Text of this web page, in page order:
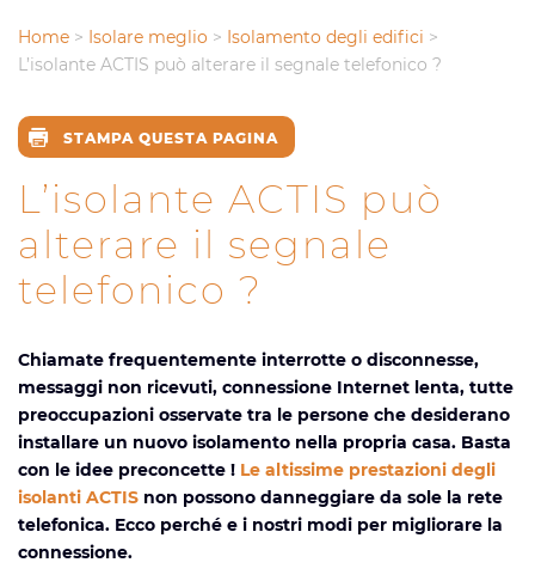
Home > Isolare meglio > Isolamento degli edifici >
L’isolante ACTIS può alterare il segnale telefonico ?
STAMPA QUESTA PAGINA
L’isolante ACTIS può
alterare il segnale
telefonico ?
Chiamate frequentemente interrotte o disconnesse,
messaggi non ricevuti, connessione Internet lenta, tutte
preoccupazioni osservate tra le persone che desiderano
installare un nuovo isolamento nella propria casa. Basta
con le idee preconcette ! Le altissime prestazioni degli
isolanti ACTIS non possono danneggiare da sole la rete
telefonica. Ecco perché e i nostri modi per migliorare la
connessione.